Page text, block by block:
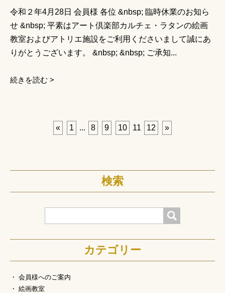
令和２年4月28日 会員様 各位 &nbsp; 臨時休業のお知ら
せ &nbsp; 平素はアート倶楽部カルチェ・ラタンの絵画
教室およびアトリエ施設をご利用くださいまして誠にあ
りがとうございます。 &nbsp; &nbsp; ご承知...
続きを読む >
« 1 ... 8 9 10 11 12 »
検索
検索
カテゴリー
会員様へのご案内
絵画教室